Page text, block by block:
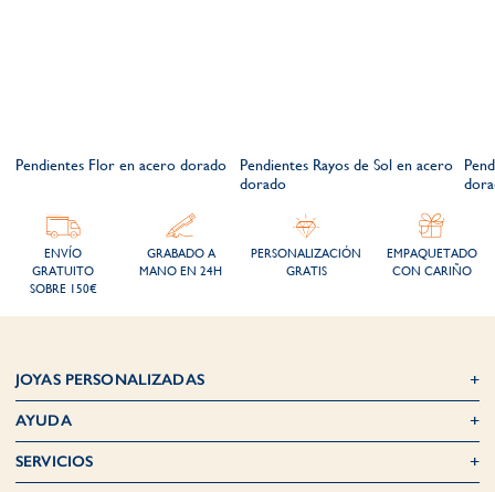
Pendientes Flor en acero dorado
Pendientes Rayos de Sol en acero
dorado
ENVÍO
GRATUITO
SOBRE 150€
GRABADO A
MANO EN 24H
PERSONALIZACIÓN
GRATIS
EMPAQUETADO
CON CARIÑO
JOYAS PERSONALIZADAS
AYUDA
SERVICIOS